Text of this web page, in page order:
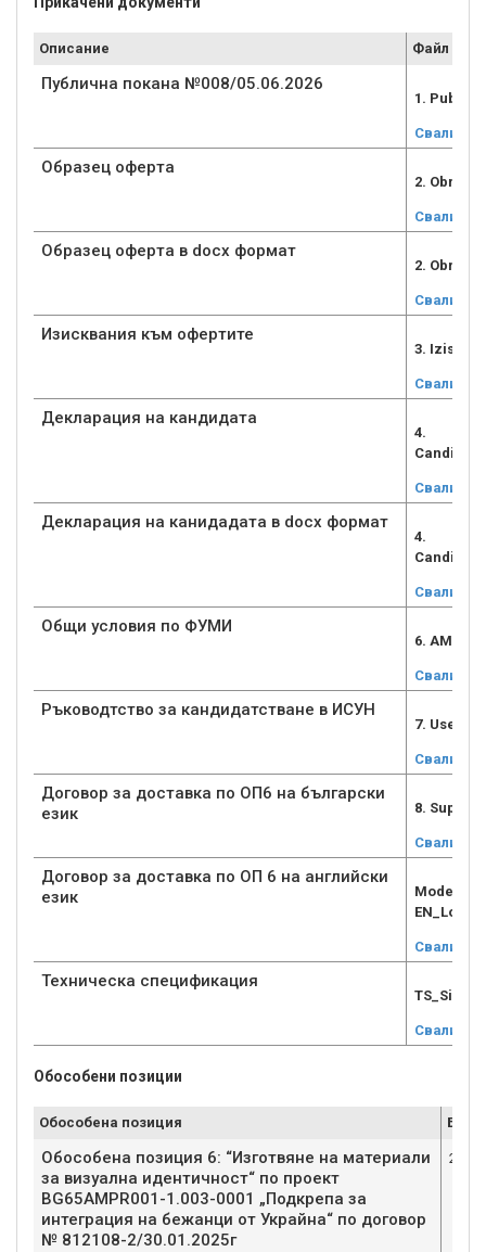
Описание Файл
Публична покана №008/05.06.2026
1.
Свали
Образец оферта
2.
Свали
Образец оферта в docx формат
2.
Свали
Изисквания към офертите
3.
Свали
Декларация на кандидата
4.
Свали
Декларация на канидадата в docx формат
4.
Свали
Общи условия по ФУМИ
6.
Свали
Ръководтство за кандидатстване в ИСУН
7.
Свали
Договор за доставка по ОП6 на български
език
8.
Свали
Договор за доставка по ОП 6 на английски
език
Model
Свали
Техническа спецификация
Свали
Обособени позиции
Обособена позиция Брой
Обособена позиция 6: “Изготвяне на материали
за визуална идентичност“ по проект
BG65AMPR001-1.003-0001 „Подкрепа за
интеграция на бежанци от Украйна“ по договор
№ 812108-2/30.01.2025г
2